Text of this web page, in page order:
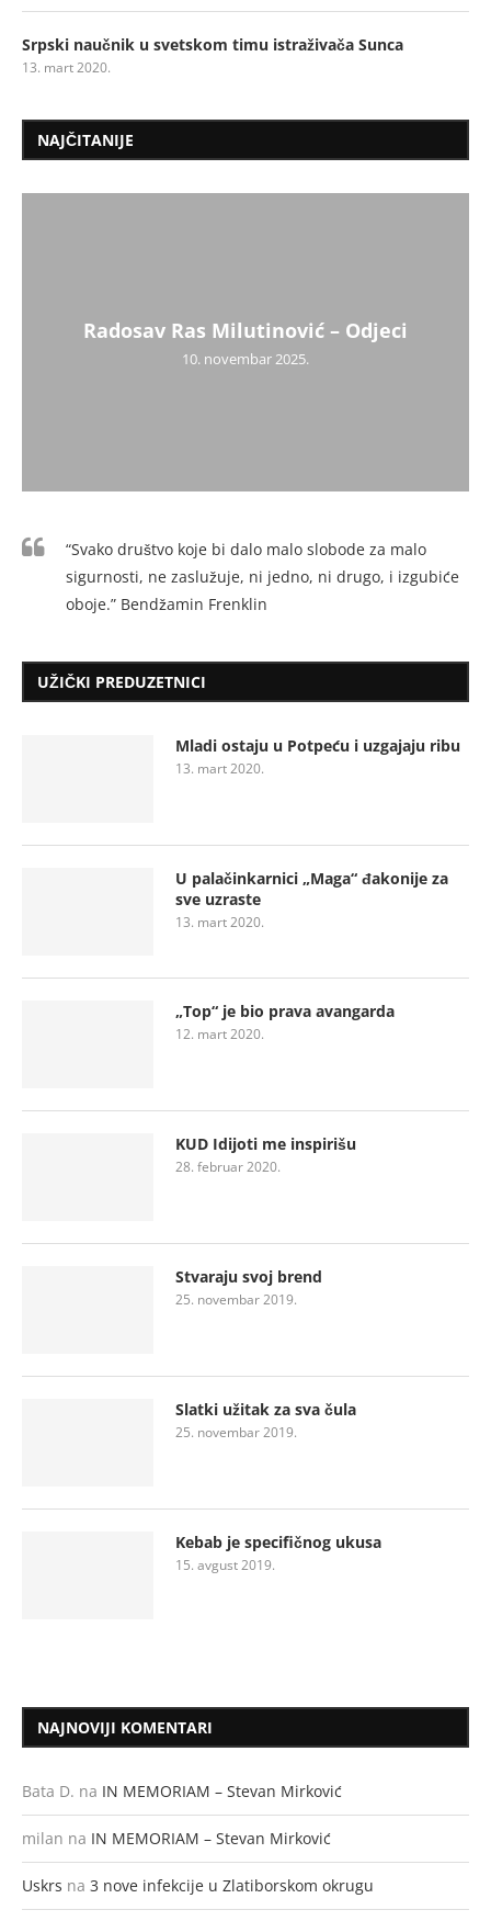
Srpski naučnik u svetskom timu istraživača Sunca
13. mart 2020.
NAJČITANIJE
Radosav Ras Milutinović – Odjeci
10. novembar 2025.
“Svako društvo koje bi dalo malo slobode za malo
sigurnosti, ne zaslužuje, ni jedno, ni drugo, i izgubiće
oboje.” Bendžamin Frenklin
UŽIČKI PREDUZETNICI
Mladi ostaju u Potpeću i uzgajaju ribu
13. mart 2020.
U palačinkarnici „Maga“ đakonije za
sve uzraste
13. mart 2020.
„Top“ je bio prava avangarda
12. mart 2020.
KUD Idijoti me inspirišu
28. februar 2020.
Stvaraju svoj brend
25. novembar 2019.
Slatki užitak za sva čula
25. novembar 2019.
Kebab je specifičnog ukusa
15. avgust 2019.
NAJNOVIJI KOMENTARI
Bata D. na IN MEMORIAM – Stevan Mirković
milan na IN MEMORIAM – Stevan Mirković
Uskrs na 3 nove infekcije u Zlatiborskom okrugu